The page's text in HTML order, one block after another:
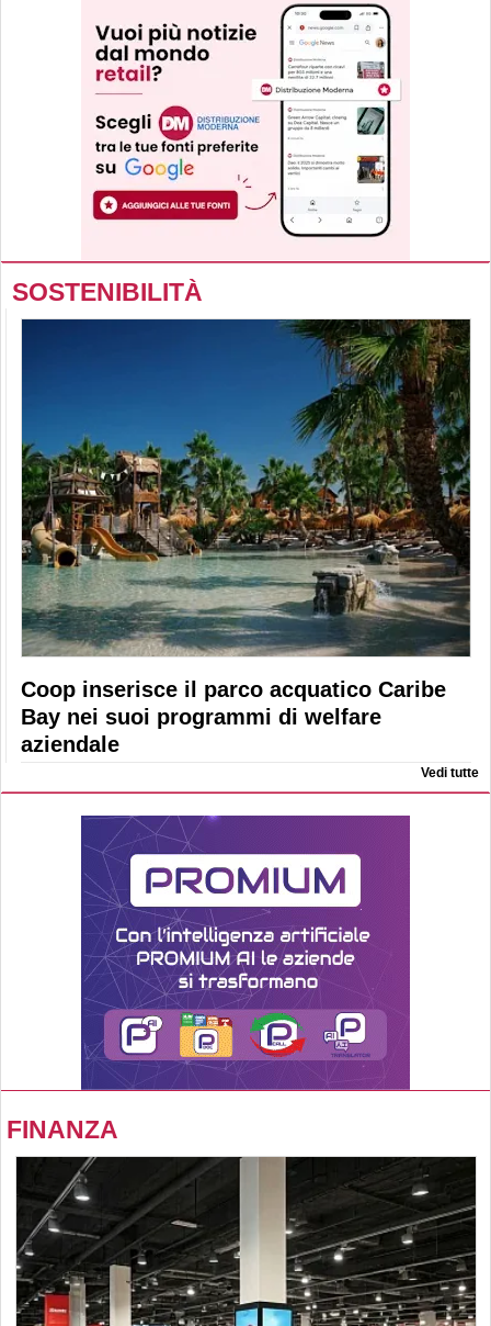
SOSTENIBILITÀ
Coop inserisce il parco acquatico Caribe
Bay nei suoi programmi di welfare
aziendale
Vedi tutte
FINANZA